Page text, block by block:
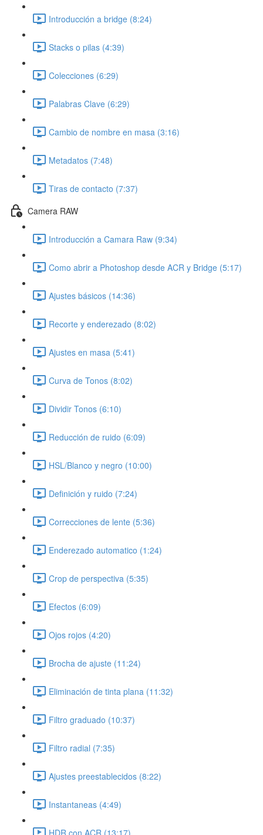
Introducción a bridge (8:24)
Stacks o pilas (4:39)
Colecciones (6:29)
Palabras Clave (6:29)
Cambio de nombre en masa (3:16)
Metadatos (7:48)
Tiras de contacto (7:37)
Camera RAW
Introducción a Camara Raw (9:34)
Como abrir a Photoshop desde ACR y Bridge (5:17)
Ajustes básicos (14:36)
Recorte y enderezado (8:02)
Ajustes en masa (5:41)
Curva de Tonos (8:02)
Dividir Tonos (6:10)
Reducción de ruido (6:09)
HSL/Blanco y negro (10:00)
Definición y ruido (7:24)
Correcciones de lente (5:36)
Enderezado automatico (1:24)
Crop de perspectiva (5:35)
Efectos (6:09)
Ojos rojos (4:20)
Brocha de ajuste (11:24)
Eliminación de tinta plana (11:32)
Filtro graduado (10:37)
Filtro radial (7:35)
Ajustes preestablecidos (8:22)
Instantaneas (4:49)
HDR con ACR (13:17)